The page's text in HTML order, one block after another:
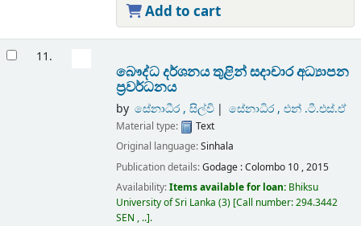
Add to cart
11.
බෞද්ධ දර්ශනය තුළින් සදාචාර අධ්‍යාපන
ප්‍රවර්ධනය
by සේනාධීර , සිල්වි සේනාධිර , එන් .ටී.එස්.ඒ
Material type:
Text
Original language:Sinhala
Publication details:Godage :Colombo 10 ,2015
Availability:Items available for loan: Bhiksu
University of Sri Lanka (3) Call number:294.3442
SEN , .. .